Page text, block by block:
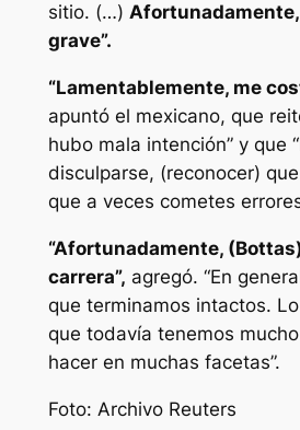
sitio. (…)
grave”.
“Lamentablemente, me
apuntó el mexicano, que
hubo mala intención” y que
disculparse, (reconocer)
que a veces cometes
“Afortunadamente,
carrera”, agregó. “En
que terminamos intactos.
que todavía tenemos
hacer en muchas facetas”.
Foto: Archivo Reuters